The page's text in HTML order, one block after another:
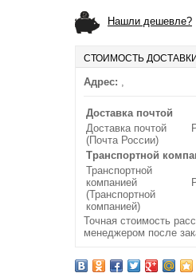
Нашли дешевле?
СТОИМОСТЬ ДОСТАВКИ
Адрес: ,
Доставка почтой
Доставка почтой
(Почта России)
Транспортной
Транспортной
компанией
(Транспортной
компанией)
Точная стоимость
менеджером после